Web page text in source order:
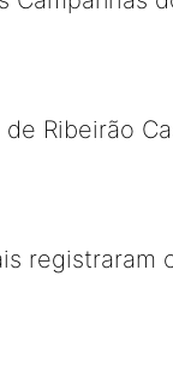
Ribeirão
registraram